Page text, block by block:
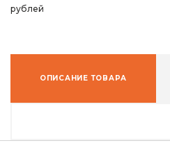
рублей
ОПИСАНИЕ ТОВАРА